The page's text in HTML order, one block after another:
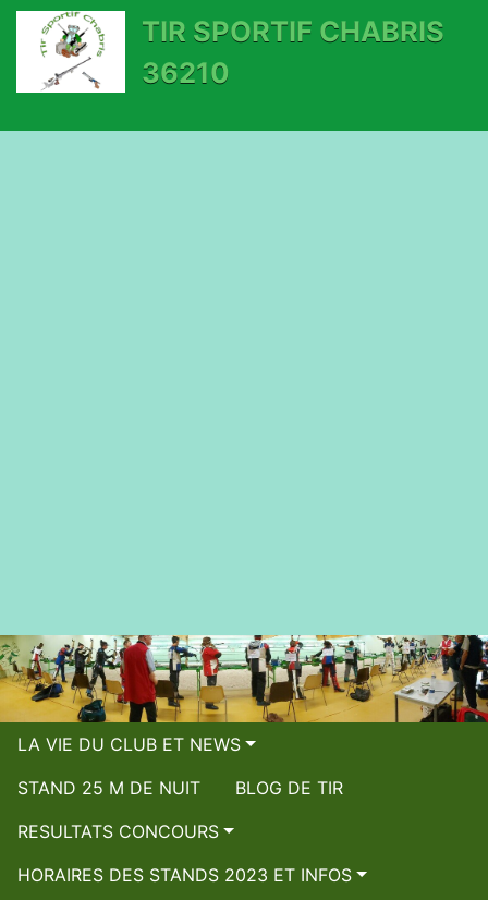
TIR SPORTIF CHABRIS
36210
LA VIE DU CLUB ET NEWS
STAND 25 M DE NUIT
BLOG DE TIR
RESULTATS CONCOURS
HORAIRES DES STANDS 2023 ET INFOS